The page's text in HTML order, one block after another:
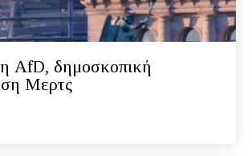
AfD, δημοσκοπική
Μερτς